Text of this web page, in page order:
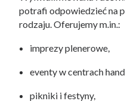
potrafi odpowiedzieć na
rodzaju. Oferujemy m.in.:
imprezy plenerowe,
eventy w centrach
pikniki i festyny,